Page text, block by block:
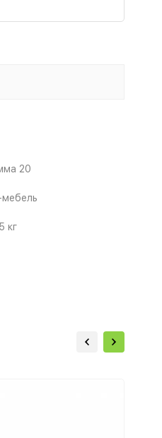
20
мебель
кг